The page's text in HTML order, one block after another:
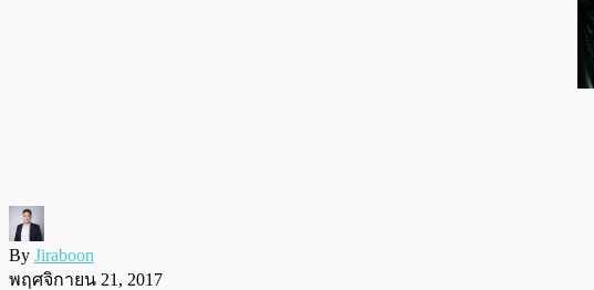
By Jiraboon
พฤศจิกายน 21, 2017